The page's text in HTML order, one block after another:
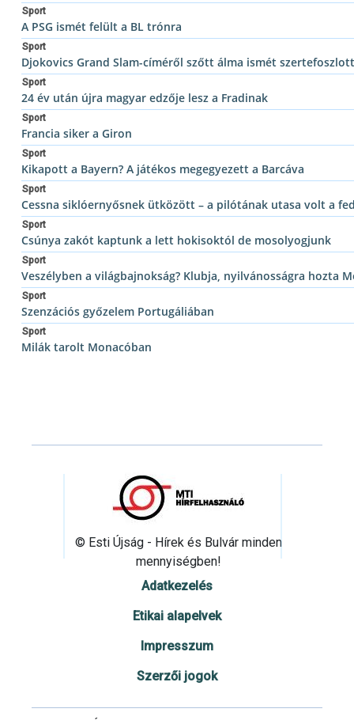
Sport
A PSG ismét felült a BL trónra
Sport
Djokovics Grand Slam-címéről szőtt álma ismét szertefoszlott
Sport
24 év után újra magyar edzője lesz a Fradinak
Sport
Francia siker a Giron
Sport
Kikapott a Bayern? A játékos megegyezett a Barcáva
Sport
Cessna siklóernyősnek ütközött – a pilótának utasa volt a
Sport
Csúnya zakót kaptunk a lett hokisoktól de mosolyogjunk
Sport
Veszélyben a világbajnokság? Klubja, nyilvánosságra hozta
Sport
Szenzációs győzelem Portugáliában
Sport
Milák tarolt Monacóban
© Esti Újság - Hírek és Bulvár minden
mennyiségben!
Adatkezelés
Etikai alapelvek
Impresszum
Szerzői jogok